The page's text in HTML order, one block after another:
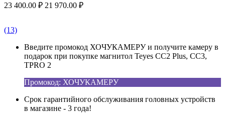
23 400.00 ₽ 21 970.00 ₽
(13)
Введите промокод ХОЧУКАМЕРУ и получите камеру в
подарок при покупке магнитол Teyes CC2 Plus, CC3,
TPRO 2
Промокод: ХОЧУКАМЕРУ
Срок гарантийного обслуживания головных устройств
в магазине - 3 года!